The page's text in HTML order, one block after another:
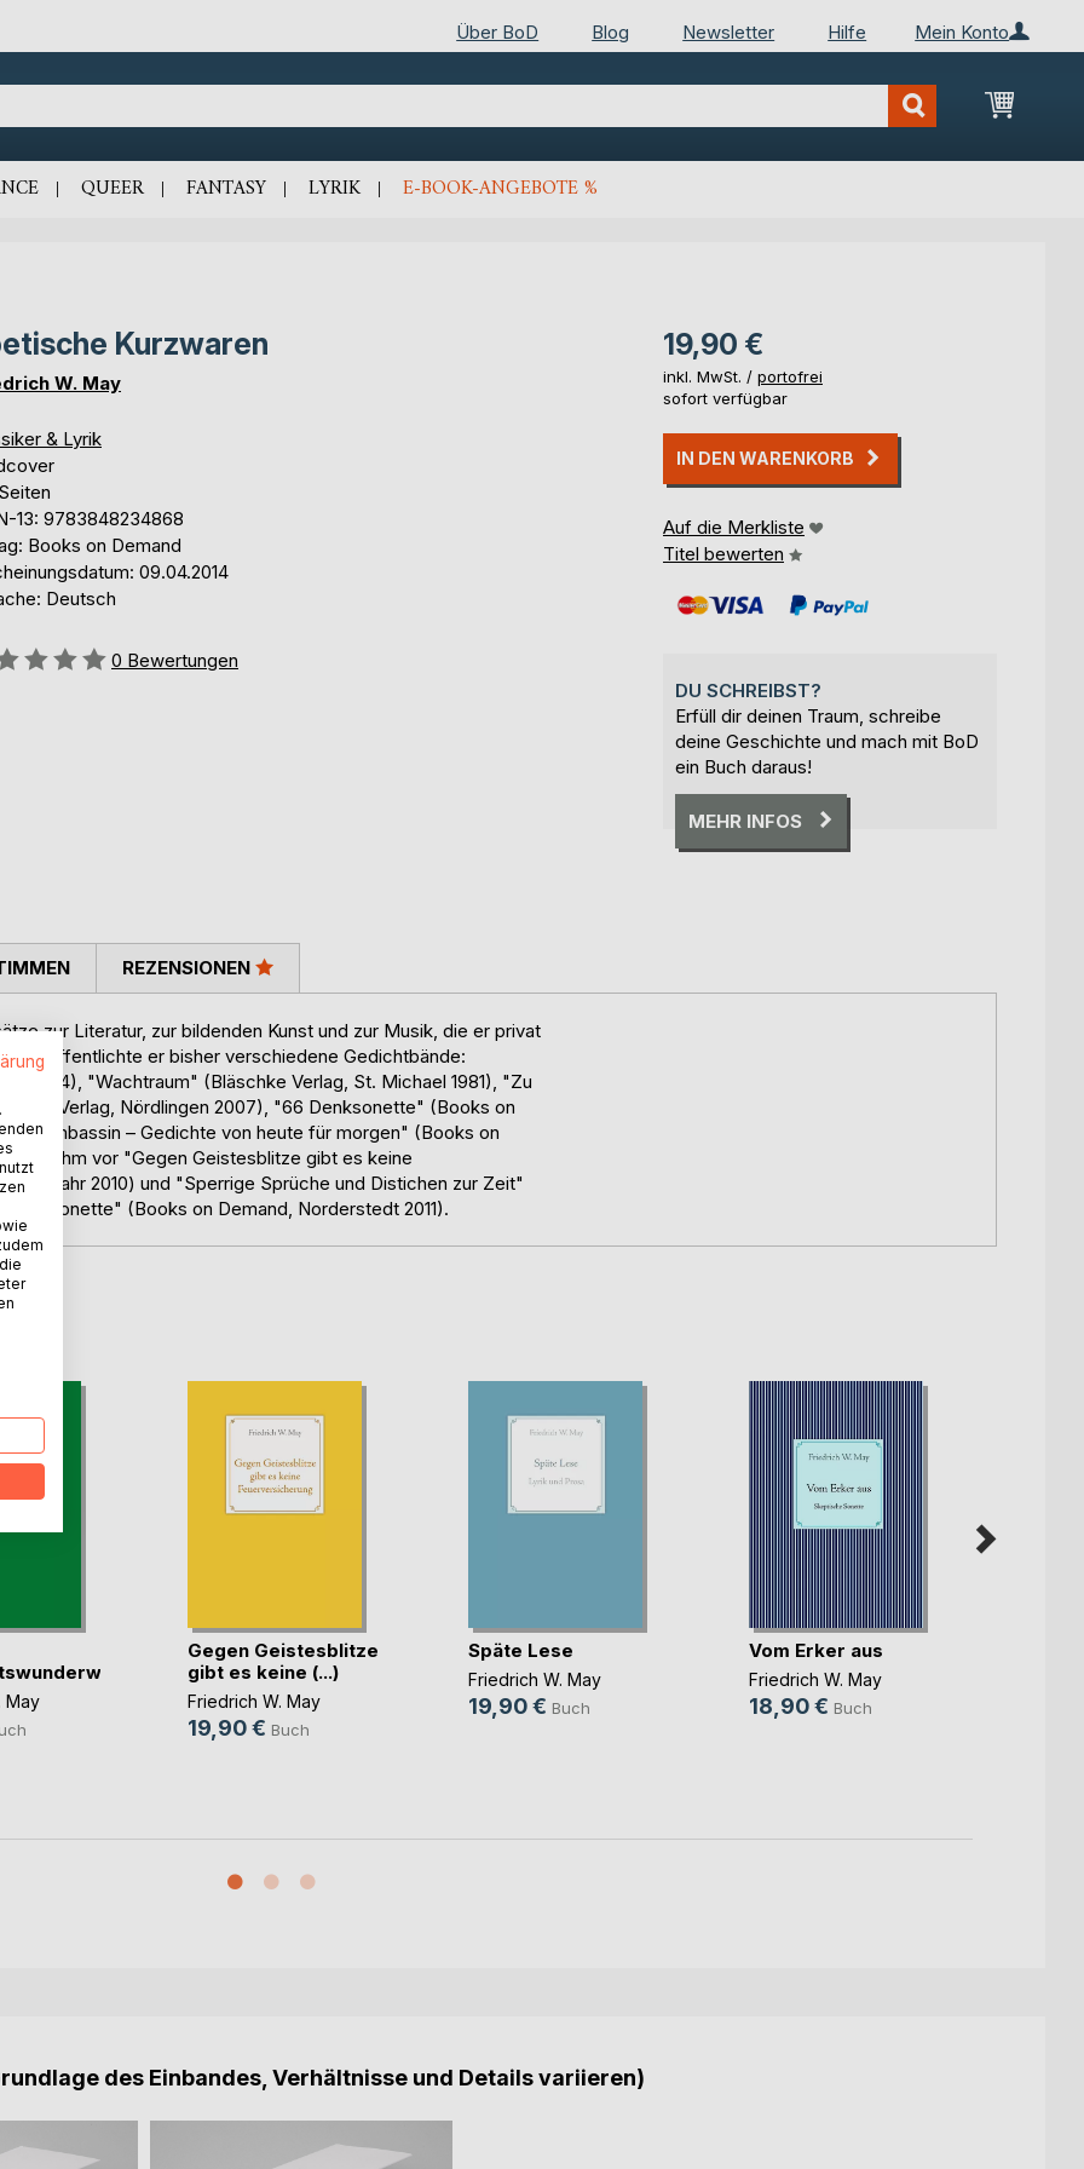
Mein Konto
Über BoD Blog Newsletter Hilfe
Mein
QUEER FANTASY LYRIK E-BOOK-ANGEBOTE %
Kurzwaren
W. May
& Lyrik
13: 9783848234868
Books on Demand
09.04.2014
Deutsch
0 Bewertungen
19,90 €
inkl. MwSt. / portofrei
sofort verfügbar
IN DEN WARENKORB
Auf die Merkliste
Titel bewerten
DU SCHREIBST?
Erfüll dir deinen Traum, schreibe
deine Geschichte und mach mit BoD
ein Buch daraus!
MEHR INFOS
zur Literatur, zur bildenden Kunst und zur Musik, die er privat
veröffentlichte er bisher verschiedene Gedichtbände:
1974), "Wachtraum" (Bläschke Verlag, St. Michael 1981), "Zu
Verlag, Nördlingen 2007), "66 Denksonette" (Books on
– Gedichte von heute für morgen" (Books on
von ihm vor "Gegen Geistesblitze gibt es keine
2010) und "Sperrige Sprüche und Distichen zur Zeit"
Sonette" (Books on Demand, Norderstedt 2011).
REZENSIONEN
May
Gegen Geistesblitze
gibt es keine (...)
Friedrich W. May
19,90 € Buch
Späte Lese
Friedrich W. May
19,90 € Buch
Vom Erker aus
Friedrich W. May
18,90 € Buch
des Einbandes, Verhältnisse und Details variieren)